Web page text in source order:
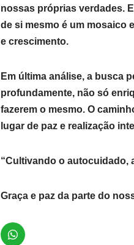
nossas próprias verdades.
de si mesmo é um mosaico
e crescimento.
Em última análise, a busca
profundamente, não só
fazerem o mesmo. O
lugar de paz e realização
“Cultivando o autocuidado,
Graça e paz da parte do